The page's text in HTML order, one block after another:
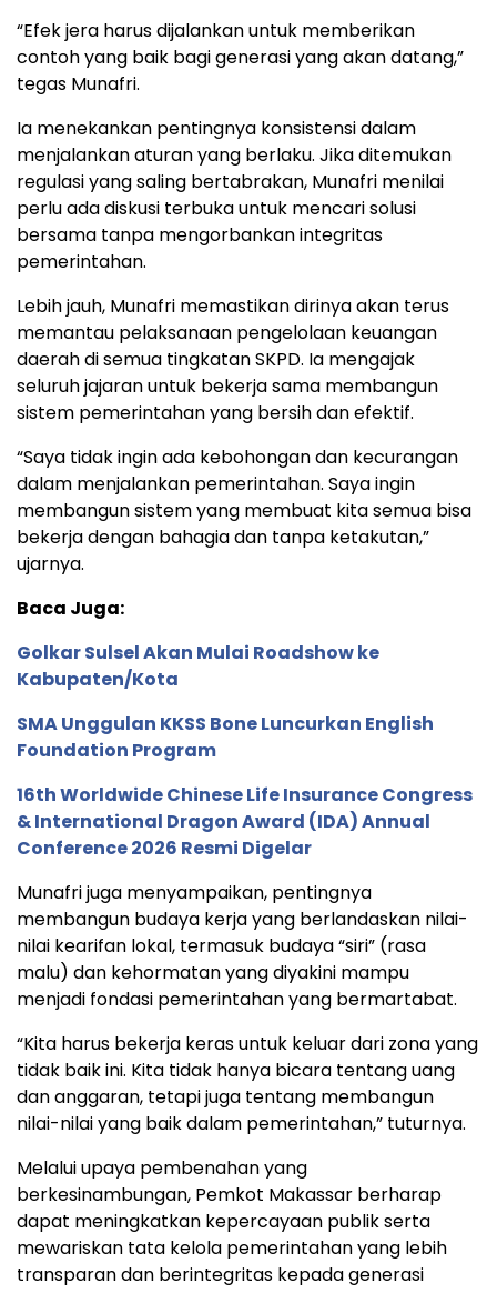
“Efek jera harus dijalankan untuk memberikan
contoh yang baik bagi generasi yang akan datang,”
tegas Munafri.
Ia menekankan pentingnya konsistensi dalam
menjalankan aturan yang berlaku. Jika ditemukan
regulasi yang saling bertabrakan, Munafri menilai
perlu ada diskusi terbuka untuk mencari solusi
bersama tanpa mengorbankan integritas
pemerintahan.
Lebih jauh, Munafri memastikan dirinya akan terus
memantau pelaksanaan pengelolaan keuangan
daerah di semua tingkatan SKPD. Ia mengajak
seluruh jajaran untuk bekerja sama membangun
sistem pemerintahan yang bersih dan efektif.
“Saya tidak ingin ada kebohongan dan kecurangan
dalam menjalankan pemerintahan. Saya ingin
membangun sistem yang membuat kita semua bisa
bekerja dengan bahagia dan tanpa ketakutan,”
ujarnya.
Baca Juga:
Golkar Sulsel Akan Mulai Roadshow ke
Kabupaten/Kota
SMA Unggulan KKSS Bone Luncurkan English
Foundation Program
16th Worldwide Chinese Life Insurance Congress
& International Dragon Award (IDA) Annual
Conference 2026 Resmi Digelar
Munafri juga menyampaikan, pentingnya
membangun budaya kerja yang berlandaskan nilai-
nilai kearifan lokal, termasuk budaya “siri” (rasa
malu) dan kehormatan yang diyakini mampu
menjadi fondasi pemerintahan yang bermartabat.
“Kita harus bekerja keras untuk keluar dari zona yang
tidak baik ini. Kita tidak hanya bicara tentang uang
dan anggaran, tetapi juga tentang membangun
nilai-nilai yang baik dalam pemerintahan,” tuturnya.
Melalui upaya pembenahan yang
berkesinambungan, Pemkot Makassar berharap
dapat meningkatkan kepercayaan publik serta
mewariskan tata kelola pemerintahan yang lebih
transparan dan berintegritas kepada generasi